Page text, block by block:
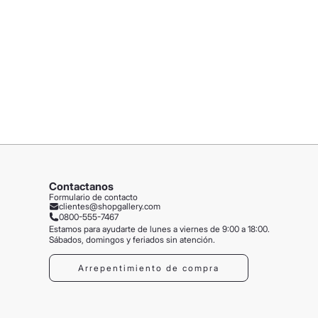
Contactanos
Formulario de contacto
clientes@shopgallery.com
0800-555-7467
Estamos para ayudarte de lunes a viernes de 9:00 a 18:00.
Sábados, domingos y feriados sin atención.
Arrepentimiento de compra